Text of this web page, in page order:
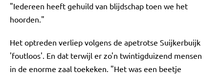
"Iedereen heeft gehuild van blijdschap toen we het
hoorden."
Het optreden verliep volgens de apetrotse Suijkerbuijk
'foutloos'. En dat terwijl er zo'n twintigduizend mensen
in de enorme zaal toekeken. "Het was een beetje